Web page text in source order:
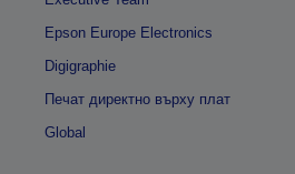
Epson Europe Electronics
Digigraphie
Печат директно върху плат
Global